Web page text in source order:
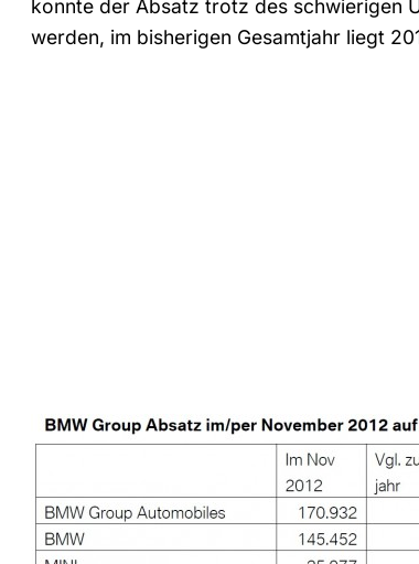
konnte der Absatz trotz des schwierigen
werden, im bisherigen Gesamtjahr liegt